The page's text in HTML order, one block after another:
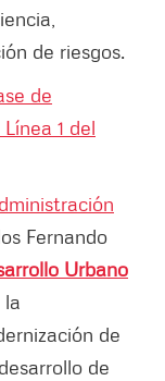
de riesgos.
de
1 del
Fernando
Urbano
la
de
de